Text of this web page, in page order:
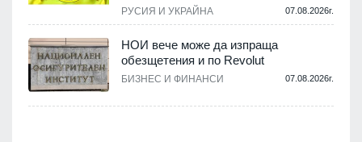
РУСИЯ И УКРАЙНА 07.08.2026г.
НОИ вече може да изпраща
обезщетения и по Revolut
БИЗНЕС И ФИНАНСИ 07.08.2026г.